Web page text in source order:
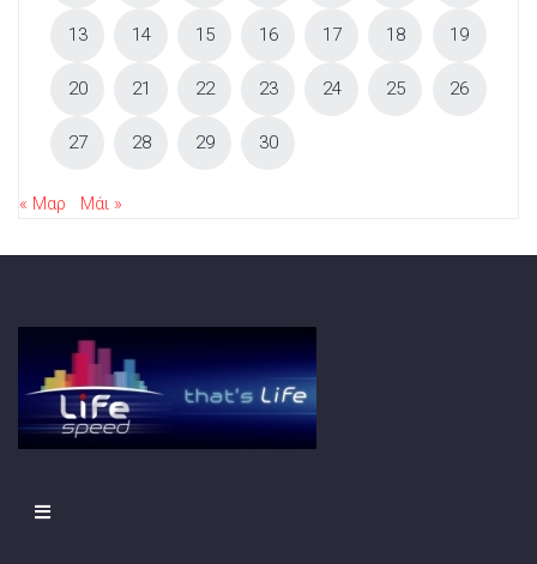
13 14 15 16 17 18 19
20 21 22 23 24 25 26
27 28 29 30
« Μαρ Μάι »